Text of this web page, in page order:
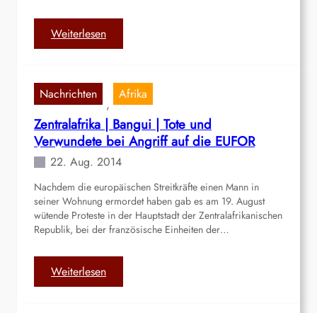
e
e
l
l
i
n
g
e
h
t
w
e
Weiterlesen:
I
e
n
|
C
h
a
t
i
s
Nachrichten
,
Afrika
Zentralafrika | Bangui | Tote und
Verwundete bei Angriff auf die EUFOR
22. Aug. 2014
Nachdem die europäischen Streitkräfte einen Mann in
seiner Wohnung ermordet haben gab es am 19. August
wütende Proteste in der Hauptstadt der Zentralafrikanischen
Republik, bei der französische Einheiten der…
Weiterlesen:
Z